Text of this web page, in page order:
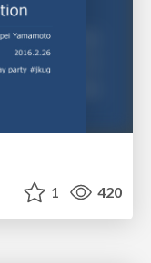
1 420